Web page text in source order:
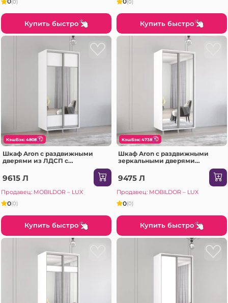
(0)
Купить быстро
(0)
Купить быстро
КэшБэк: 4808
Шкаф Aron с раздвижными
дверями из ЛДСП с
(190x60x210H см) Белый
Бриллиант
9615 Л
Продавец: MOBILDOR – LUX
0(0)
Купить быстро
КэшБэк: 4738
Шкаф Aron с раздвижными
зеркальными дверями
9475 Л
Продавец: MOBILDOR – LUX
0(0)
Купить быстро